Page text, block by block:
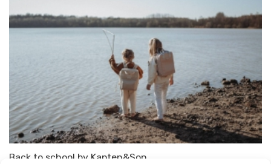
Back to school by Kapten&Son